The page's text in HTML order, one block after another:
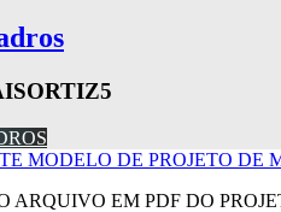
MODELO DE PROJETO
ARQUIVO EM PDF DO